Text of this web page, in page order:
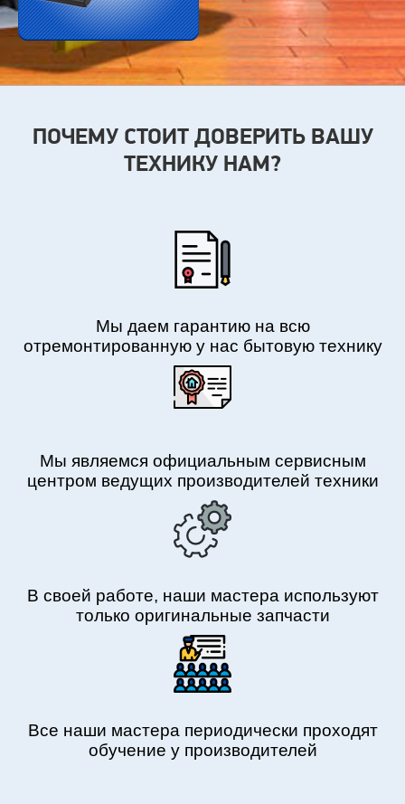
ПОЧЕМУ СТОИТ ДОВЕРИТЬ ВАШУ
ТЕХНИКУ НАМ?
Мы даем гарантию на всю
отремонтированную у нас бытовую технику
Мы являемся официальным сервисным
центром ведущих производителей техники
В своей работе, наши мастера используют
только оригинальные запчасти
Все наши мастера периодически проходят
обучение у производителей